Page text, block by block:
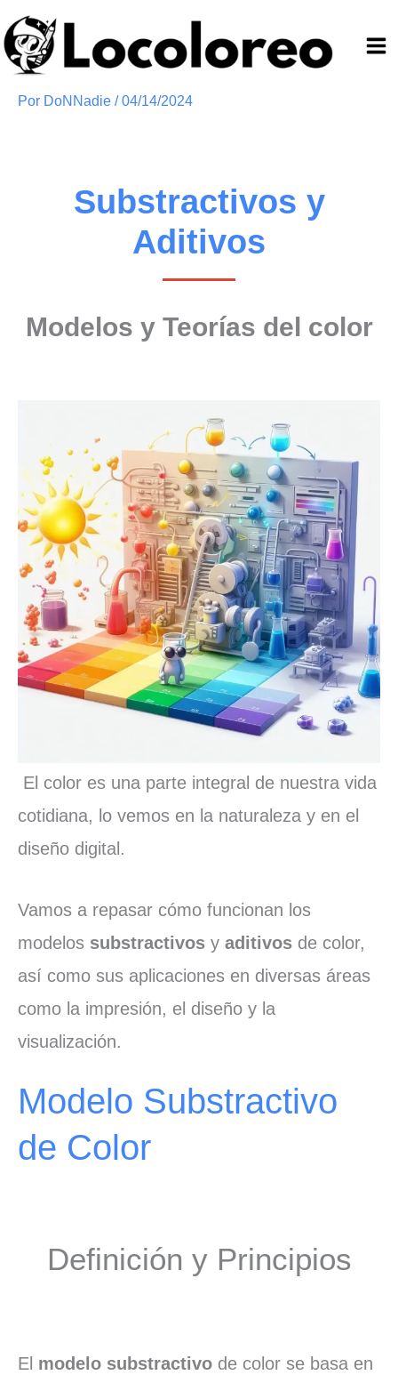
al
contenido
Por DoNNadie /04/14/2024
Substractivos y
Aditivos
Modelos y Teorías del color
El color es una parte integral de nuestra vida
cotidiana, lo vemos en la naturaleza y en el
diseño digital.
Vamos a repasar cómo funcionan los
modelos substractivos y aditivos de color,
así como sus aplicaciones en diversas áreas
como la impresión, el diseño y la
visualización.
Modelo Substractivo
de Color
Definición y Principios
El modelo substractivo de color se basa en